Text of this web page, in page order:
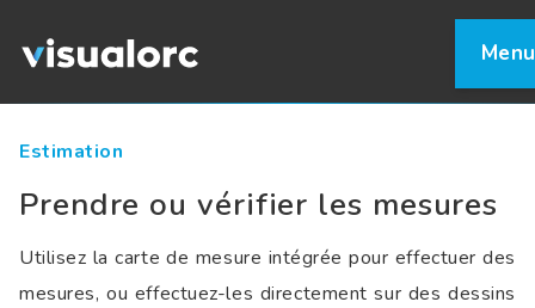
Menu
Estimation
Prendre ou vérifier les mesures
Utilisez la carte de mesure intégrée pour effectuer des
mesures, ou effectuez-les directement sur des dessins